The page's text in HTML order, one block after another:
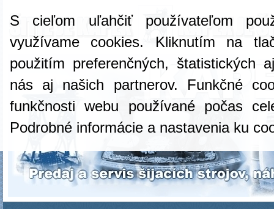
S cieľom uľahčiť používateľom
využívame cookies. Kliknutím na
použitím preferenčných, štatistických
nás aj našich partnerov. Funkčné
funkčnosti webu používané počas
Podrobné informácie a nastavenia ku